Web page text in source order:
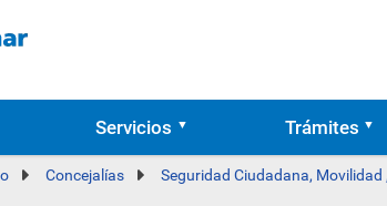
Servicios Trámites
Concejalías Seguridad Ciudadana, Movilidad